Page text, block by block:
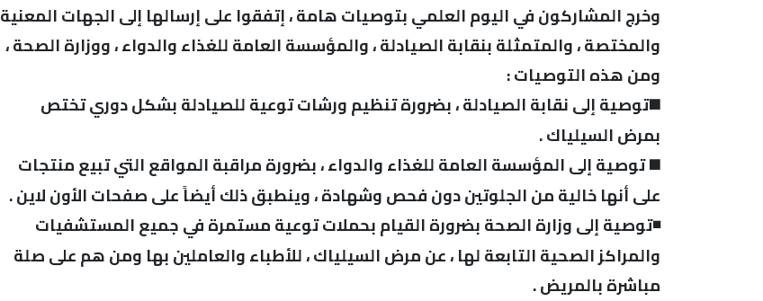
وخرج المشاركون في اليوم العلمي بتوصيات هامة ، إتفقوا على إرسالها إلى الجهات المعنية
والمختصة ، والمتمثلة بنقابة الصيادلة ، والمؤسسة العامة للغذاء والدواء ، ووزارة الصحة ،
ومن هذه التوصيات :
◼️توصية إلى نقابة الصيادلة ، بضرورة تنظيم ورشات توعية للصيادلة بشكل دوري تختص
بمرض السيلياك .
◼️ توصية إلى المؤسسة العامة للغذاء والدواء ، بضرورة مراقبة المواقع التي تبيع منتجات
على أنها خالية من الجلوتين دون فحص وشهادة ، وينطبق ذلك أيضاً على صفحات الأون لاين .
◾توصية إلى وزارة الصحة بضرورة القيام بحملات توعية مستمرة في جميع المستشفيات
والمراكز الصحية التابعة لها ، عن مرض السيلياك ، للأطباء والعاملين بها ومن هم على صلة
مباشرة بالمريض .